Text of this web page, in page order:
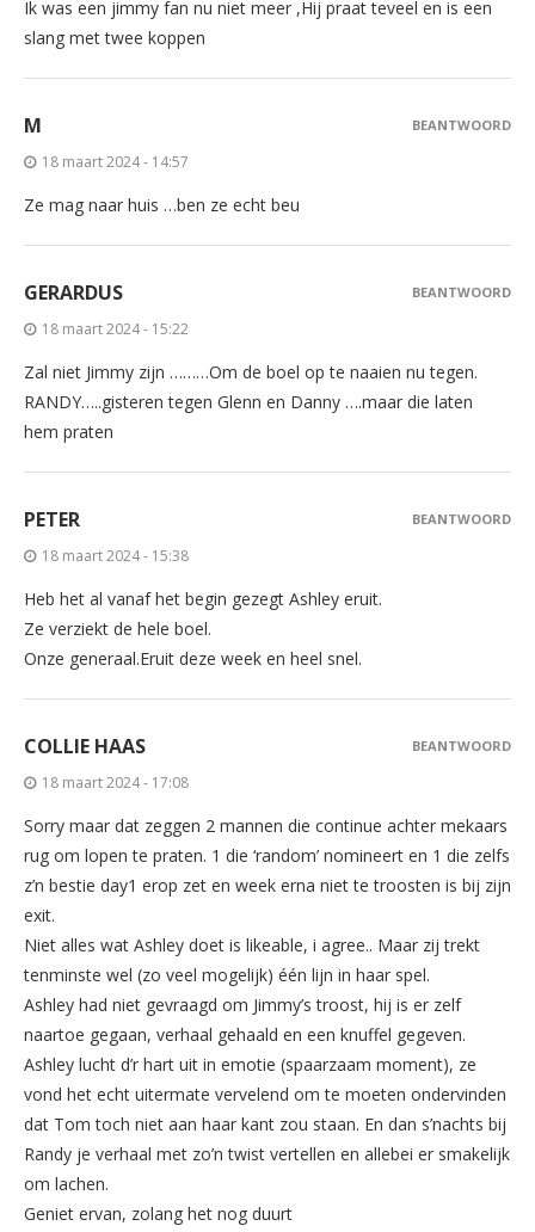
Ik was een jimmy fan nu niet meer ,Hij praat teveel en is een
slang met twee koppen
M
18 maart 2024 - 14:57
Ze mag naar huis …ben ze echt beu
BEANTWOORD
GERARDUS
18 maart 2024 - 15:22
Zal niet Jimmy zijn ………Om de boel op te naaien nu tegen.
RANDY…..gisteren tegen Glenn en Danny ….maar die laten
hem praten
BEANTWOORD
PETER
18 maart 2024 - 15:38
Heb het al vanaf het begin gezegt Ashley eruit.
Ze verziekt de hele boel.
Onze generaal.Eruit deze week en heel snel.
BEANTWOORD
COLLIE HAAS
18 maart 2024 - 17:08
Sorry maar dat zeggen 2 mannen die continue achter mekaars
rug om lopen te praten. 1 die ‘random’ nomineert en 1 die zelfs
z’n bestie day1 erop zet en week erna niet te troosten is bij zijn
exit.
Niet alles wat Ashley doet is likeable, i agree.. Maar zij trekt
tenminste wel (zo veel mogelijk) één lijn in haar spel.
Ashley had niet gevraagd om Jimmy’s troost, hij is er zelf
naartoe gegaan, verhaal gehaald en een knuffel gegeven.
Ashley lucht d’r hart uit in emotie (spaarzaam moment), ze
vond het echt uitermate vervelend om te moeten ondervinden
dat Tom toch niet aan haar kant zou staan. En dan s’nachts bij
Randy je verhaal met zo’n twist vertellen en allebei er smakelijk
om lachen.
Geniet ervan, zolang het nog duurt
BEANTWOORD